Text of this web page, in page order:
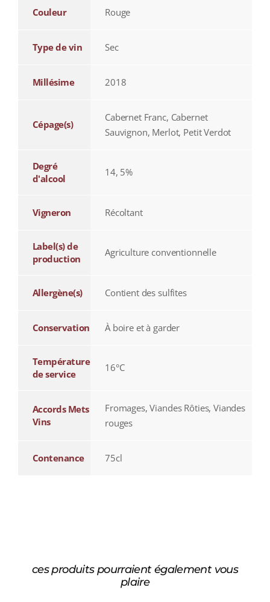
Couleur Rouge
Type de vin Sec
Millésime 2018
Cépage(s)
Cabernet Franc, Cabernet
Sauvignon, Merlot, Petit Verdot
Degré
d'alcool
14, 5%
Vigneron Récoltant
Label(s) de
production
Agriculture conventionnelle
Allergène(s) Contient des sulfites
Conservation À boire et à garder
Température
de service
16°C
Accords Mets
Vins
Fromages, Viandes Rôties, Viandes
rouges
Contenance 75cl
ces produits pourraient également vous
plaire